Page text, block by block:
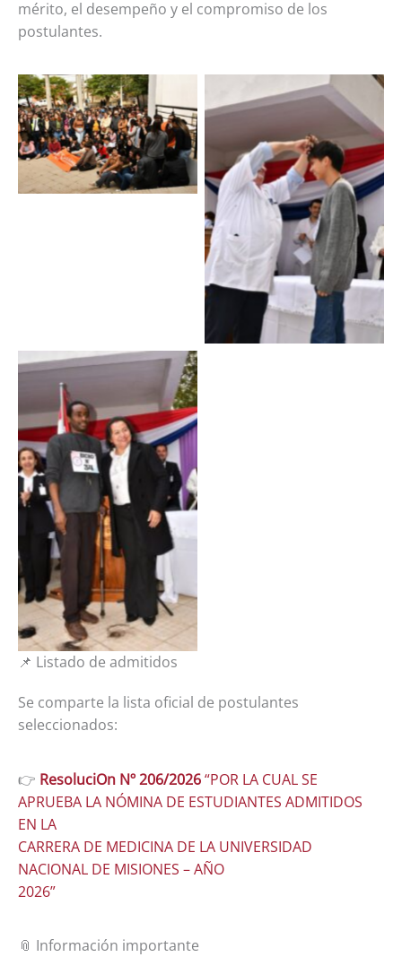
mérito, el desempeño y el compromiso de los
postulantes.
Sin leyenda
Sin leyenda
Sin leyenda
📌 Listado de admitidos
Se comparte la lista oficial de postulantes
seleccionados:
👉 ResoluciOn Nº 206/2026“POR LA CUAL SE
APRUEBA LA NÓMINA DE ESTUDIANTES ADMITIDOS
EN LA
CARRERA DE MEDICINA DE LA UNIVERSIDAD
NACIONAL DE MISIONES – AÑO
2026”
📎 Información importante